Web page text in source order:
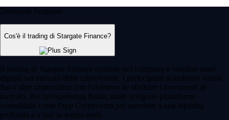
Domande frequenti
Cos'è il trading di Stargate Finance?
Il trading di Stargate Finance consiste nel comprare e vendere asset
digitali sul mercato delle criptovalute. I partecipanti scambiano valuta
fiat o altre criptovalute con l'obiettivo de sfruttare i movimenti di
mercato. Per un'esperienza fluida, molti scelgono piattaforme
consolidate come l'app Crypto.com per accedere a una liquidità
profonda e a dati in tempo reale.